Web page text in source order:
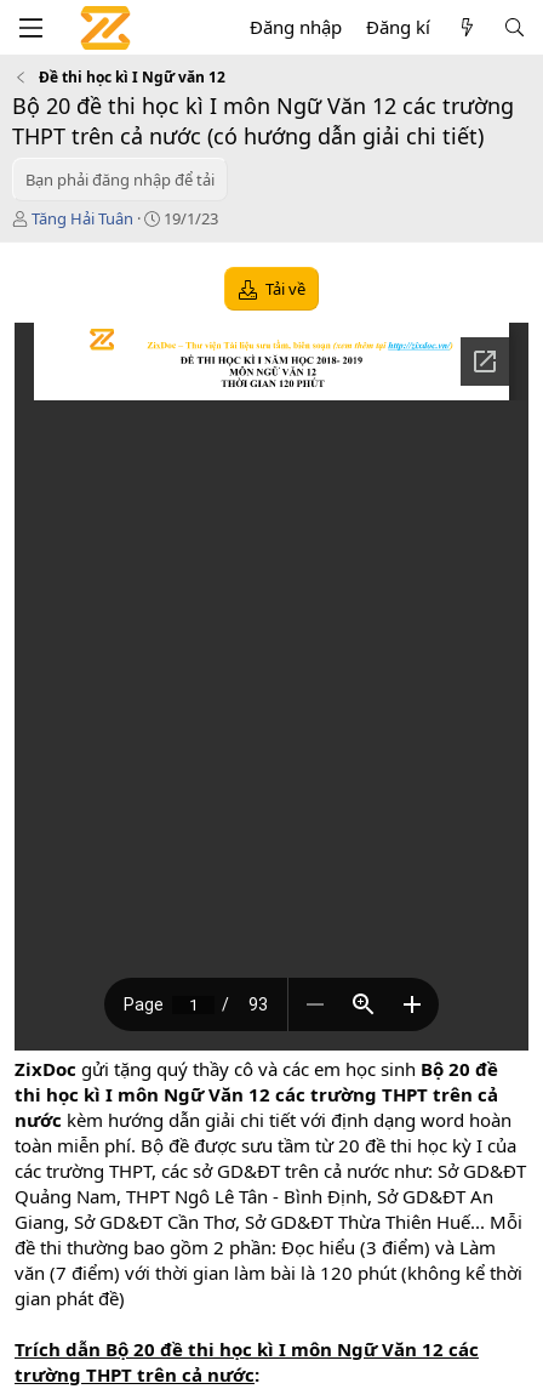
Đăng nhập Đăng kí
Đề thi học kì I Ngữ văn 12
Bộ 20 đề thi học kì I môn Ngữ Văn 12 các trường
THPT trên cả nước (có hướng dẫn giải chi tiết)
Bạn phải đăng nhập để tải
T
ả
Tăng Hải Tuân
C
o
19/1/23
Tải về
ZixDoc gửi tặng quý thầy cô và các em học sinh Bộ 20 đề
thi học kì I môn Ngữ Văn 12 các trường THPT trên cả
nước kèm hướng dẫn giải chi tiết với định dạng word hoàn
toàn miễn phí. Bộ đề được sưu tầm từ 20 đề thi học kỳ I của
các trường THPT, các sở GD&ĐT trên cả nước như: Sở GD&ĐT
Quảng Nam, THPT Ngô Lê Tân - Bình Định, Sở GD&ĐT An
Giang, Sở GD&ĐT Cần Thơ, Sở GD&ĐT Thừa Thiên Huế... Mỗi
đề thi thường bao gồm 2 phần: Đọc hiểu (3 điểm) và Làm
văn (7 điểm) với thời gian làm bài là 120 phút (không kể thời
gian phát đề)
Trích dẫn Bộ 20 đề thi học kì I môn Ngữ Văn 12 các
trường THPT trên cả nước: